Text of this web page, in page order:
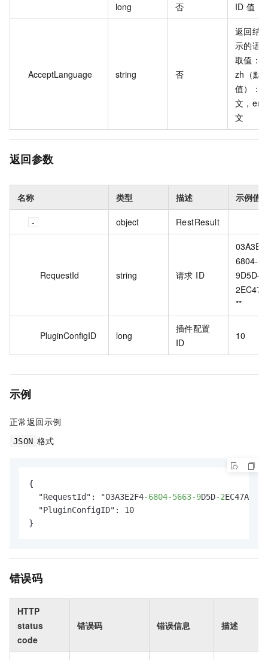
long 否 ID 值
AcceptLanguage string 否
返回结
示的语
取值：
zh（默
值）：
文，en
文
返回参数
名称 类型 描述 示例值
object RestResult
RequestId string 请求 ID
6804-
9D5D-
**
PluginConfigID long
插件配置
ID
10
示例
正常返回示例
JSON 格式
{
  "RequestId": "03A3E2F4
-6804-5663-9D5D-2
  "PluginConfigID": 10
}
错误码
HTTP
status
code
错误码 错误信息 描述